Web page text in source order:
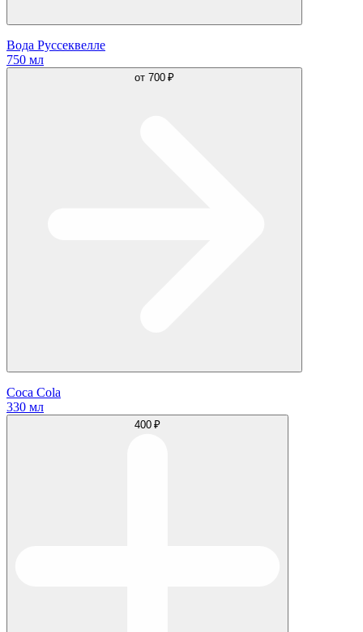
Вода Руссеквелле
750 мл
от 700 ₽
Coca Cola
330 мл
400 ₽